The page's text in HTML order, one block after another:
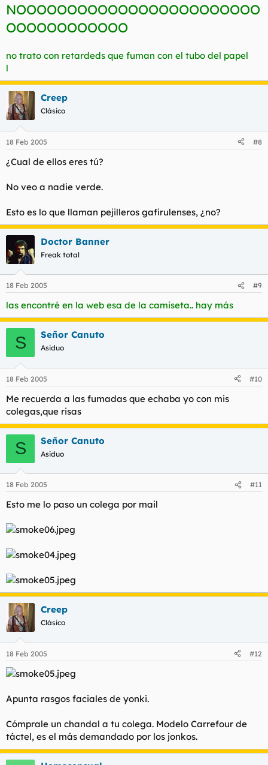
NOOOOOOOOOOOOOOOOOOOOOOOO
OOOOOOOOOOOO
no trato con retardeds que fuman con el tubo del papel
l
Creep
Clásico
18 Feb 2005 #8
¿Cual de ellos eres tú?
No veo a nadie verde.
Esto es lo que llaman pejilleros gafirulenses, ¿no?
Doctor Banner
Freak total
18 Feb 2005 #9
las encontré en la web esa de la camiseta.. hay más
S Señor Canuto
Asiduo
18 Feb 2005 #10
Me recuerda a las fumadas que echaba yo con mis
colegas,que risas
S Señor Canuto
Asiduo
18 Feb 2005 #11
Esto me lo paso un colega por mail
Creep
Clásico
18 Feb 2005 #12
Apunta rasgos faciales de yonki.
Cómprale un chandal a tu colega. Modelo Carrefour de
táctel, es el más demandado por los jonkos.